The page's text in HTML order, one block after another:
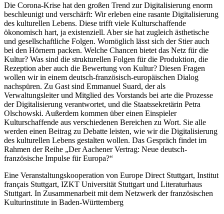
Die Corona-Krise hat den großen Trend zur Digitalisierung enorm
beschleunigt und verschärft: Wir erleben eine rasante Digitalisierung
des kulturellen Lebens. Diese trifft viele Kulturschaffende
ökonomisch hart, ja existenziell. Aber sie hat zugleich ästhetische
und gesellschaftliche Folgen. Womöglich lässt sich der Stier auch
bei den Hörnern packen. Welche Chancen bietet das Netz für die
Kultur? Was sind die strukturellen Folgen für die Produktion, die
Rezeption aber auch die Bewertung von Kultur? Diesen Fragen
wollen wir in einem deutsch-französisch-europäischen Dialog
nachspüren. Zu Gast sind Emmanuel Suard, der als
Verwaltungsleiter und Mitglied des Vorstands bei arte die Prozesse
der Digitalisierung verantwortet, und die Staatssekretärin Petra
Olschowski. Außerdem kommen über einen Einspieler
Kulturschaffende aus verschiedenen Bereichen zu Wort. Sie alle
werden einen Beitrag zu Debatte leisten, wie wir die Digitalisierung
des kulturellen Lebens gestalten wollen. Das Gespräch findet im
Rahmen der Reihe „Der Aachener Vertrag: Neue deutsch-
französische Impulse für Europa?“
Eine Veranstaltungskooperation von Europe Direct Stuttgart, Institut
français Stuttgart, IZKT Universität Stuttgart und Literaturhaus
Stuttgart. In Zusammenarbeit mit dem Netzwerk der französischen
Kulturinstitute in Baden-Württemberg